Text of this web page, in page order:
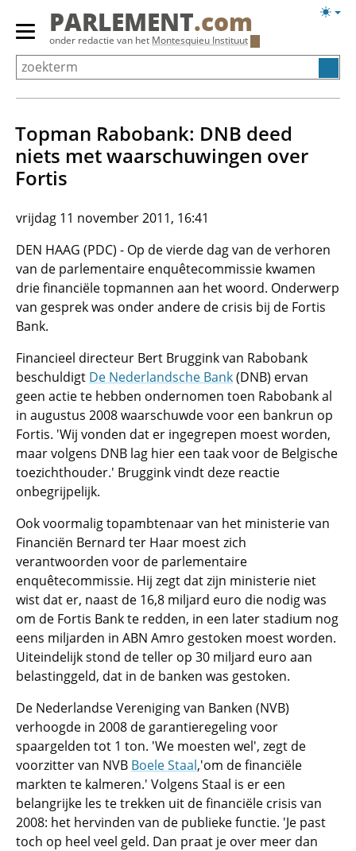
Overslaan
Primair
menu
tonen/verbergen
PARLEMENT.com
onder redactie van het Montesquieu Instituut
Topman Rabobank: DNB deed
niets met waarschuwingen over
Fortis
vrijdag 11 november 2011, 16:41
DEN HAAG (PDC) - Op de vierde dag van de verhoren
van de parlementaire enquêtecommissie kwamen
drie financiële topmannen aan het woord. Onderwerp
van gesprek was onder andere de crisis bij de Fortis
Bank.
Financieel directeur Bert Bruggink van Rabobank
beschuldigt De Nederlandsche Bank(DNB) ervan
geen actie te hebben ondernomen toen Rabobank al
in augustus 2008 waarschuwde voor een bankrun op
Fortis. 'Wij vonden dat er ingegrepen moest worden,
maar volgens DNB lag hier een taak voor de Belgische
toezichthouder.' Bruggink vindt deze reactie
onbegrijpelijk.
Ook voormalig topambtenaar van het ministerie van
Financiën Bernard ter Haar moest zich
verantwoorden voor de parlementaire
enquêtecommissie. Hij zegt dat zijn ministerie niet
wist dat er, naast de 16,8 miljard euro die nodig was
om de Fortis Bank te redden, in een later stadium nog
eens miljarden in ABN Amro gestoken moest worden.
Uiteindelijk stond de teller op 30 miljard euro aan
belastinggeld, dat in de banken was gestoken.
De Nederlandse Vereniging van Banken (NVB)
verhoogde in 2008 de garantieregeling voor
spaargelden tot 1 ton. 'We moesten wel', zegt de
voorzitter van NVB Boele Staal,'om de financiële
markten te kalmeren.' Volgens Staal is er een
belangrijke les te trekken uit de financiële crisis van
2008: het hervinden van de publieke functie. 'Je past
toch op heel veel geld. Dan praat je over meer dan